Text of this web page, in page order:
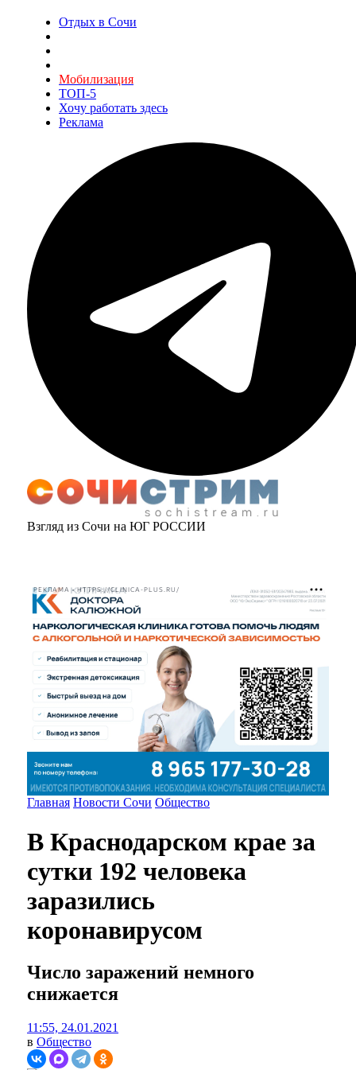
Отдых в Сочи
Мобилизация
ТОП-5
Хочу работать здесь
Реклама
Взгляд из Сочи на ЮГ РОССИИ
РЕКЛАМА • HTTPS://CLINICA-PLUS.RU/
Главная Новости Сочи Общество
В Краснодарском крае за
сутки 192 человека
заразились
коронавирусом
Число заражений немного
снижается
11:55, 24.01.2021
в Общество